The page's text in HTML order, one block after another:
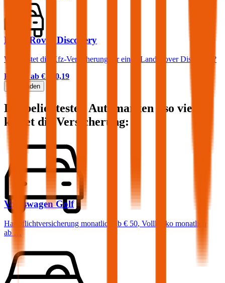
Land Rover Discovery
Was kostet die Kfz-Versicherung für einen Land Rover Discovery?
Prämie ab € 140,19
Mehr laden
Die beliebtesten Automarken - so viel
kostet die Versicherung:
Volkswagen Golf
Haftpflichtversicherung monatlich ab € 50, Vollkasko monatlich
ab …